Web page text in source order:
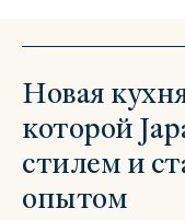
Новая
которой
стилем и
опытом